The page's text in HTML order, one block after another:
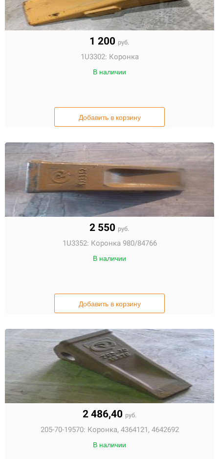
1 200 руб.
1U3302: Коронка
В наличии
Добавить в корзину
2 550 руб.
1U3352: Коронка 980/84766
В наличии
Добавить в корзину
2 486,40 руб.
205-70-19570: Коронка, 4364121, 4642692
В наличии